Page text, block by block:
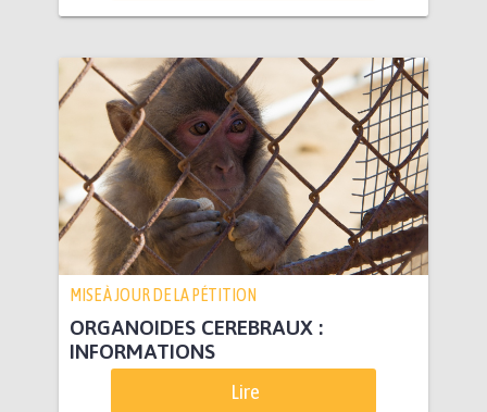
MISE À JOUR DE LA PÉTITION
ORGANOIDES CEREBRAUX :
INFORMATIONS
Lire